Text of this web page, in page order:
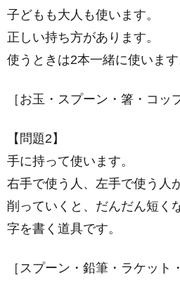
子どもも大人も使います。
正しい持ち方があります。
使うときは2本一緒に使います
［お玉・スプーン・箸・コッ
【問題2】
手に持って使います。
右手で使う人、左手で使う人
削っていくと、だんだん短く
字を書く道具です。
［スプーン・鉛筆・ラケット